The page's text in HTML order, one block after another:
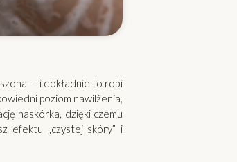
— i dokładnie to robi
poziom nawilżenia,
naskórka, dzięki czemu
efektu „czystej skóry” i